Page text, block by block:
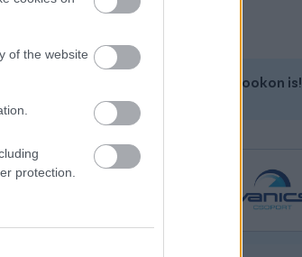
of the website
protection.
Kövess minket a Facebookon is!